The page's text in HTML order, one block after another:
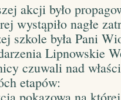
akcji było
wystąpiło nagłe
szkole była Pani
Lipnowskie
czuwali nad
etapów: